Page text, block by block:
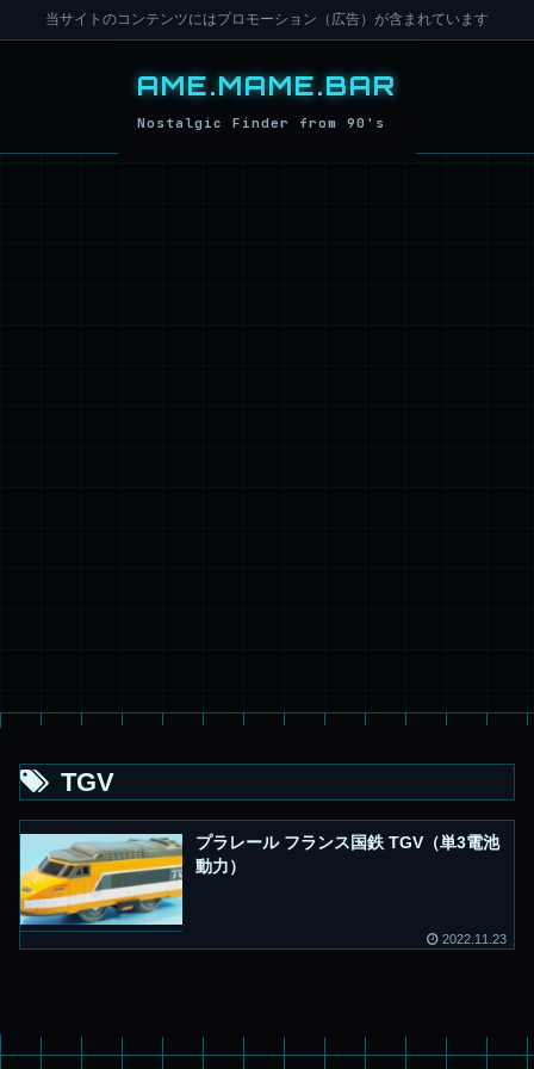
当サイトのコンテンツにはプロモーション（広告）が含まれています
TGV
プラレール フランス国鉄 TGV（単3電池
動力）
2022.11.23